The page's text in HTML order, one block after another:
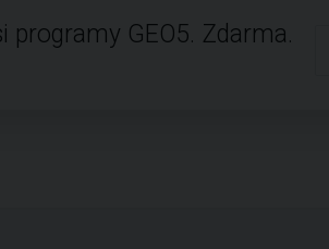
programy GEO5. Zdarma.